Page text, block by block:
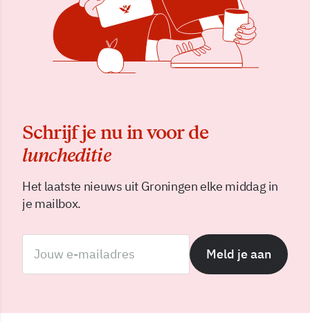
Schrijf je nu in voor de
luncheditie
Het laatste nieuws uit Groningen elke middag in
je mailbox.
Meld je aan